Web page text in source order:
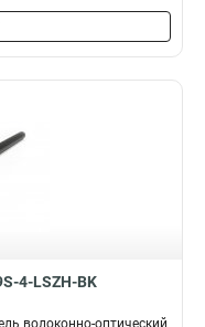
4-LSZH-BK
волоконно-оптический